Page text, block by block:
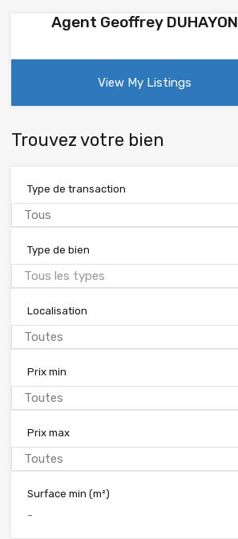
Agent Geoffrey DUHAYON
View My Listings
Trouvez votre bien
Type de transaction
Tous
Type de bien
Tous les types
Localisation
Toutes
Prix min
Toutes
Prix max
Toutes
Surface min (m²)